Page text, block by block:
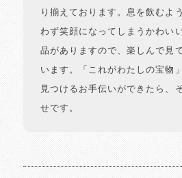
り揃えております。息を飲むよ
わず笑顔になってしまうかわい
品がありますので、楽しんで見
います。「これがわたしの宝物
見つけるお手伝いができたら、
せです。